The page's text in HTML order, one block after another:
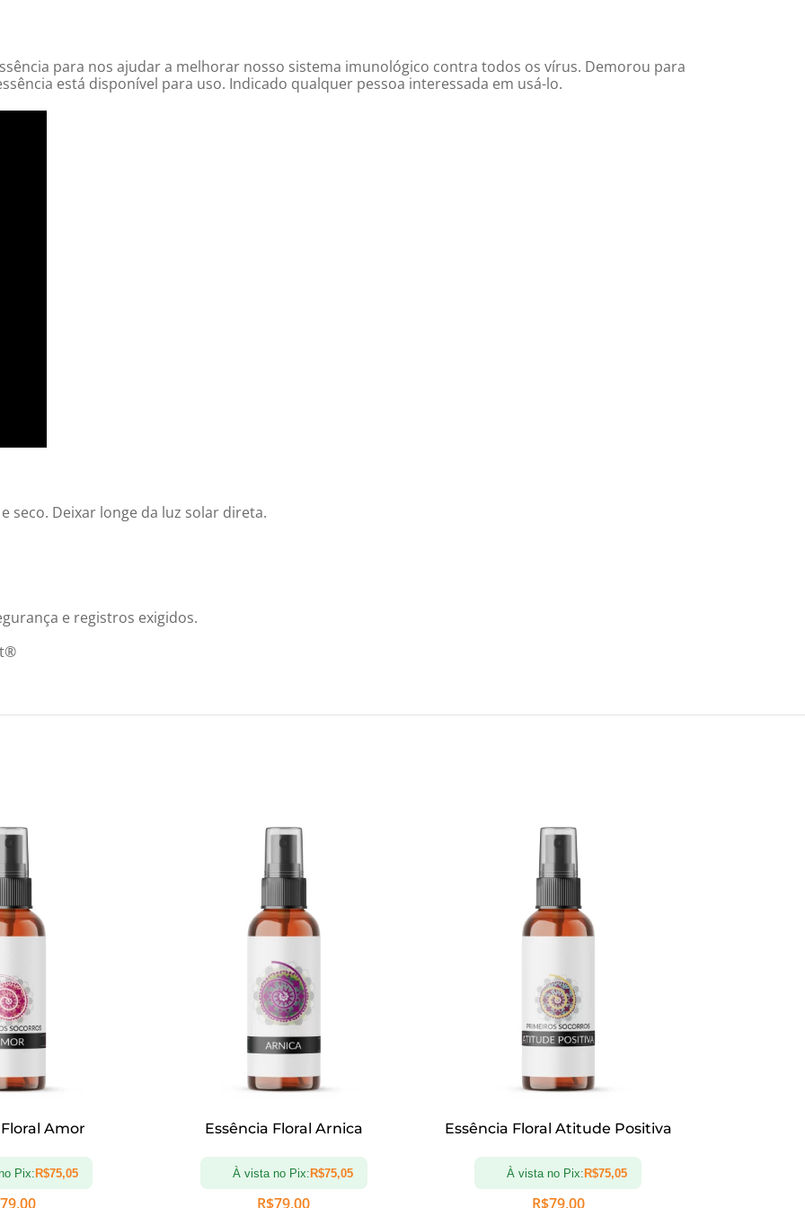
para nos ajudar a melhorar nosso sistema imunológico contra todos os vírus. Demorou para
está disponível para uso. Indicado qualquer pessoa interessada em usá-lo.
seco. Deixar longe da luz solar direta.
e registros exigidos.
Amor
Pix:R$75,05
79,00
Essência Floral Arnica
À vista no Pix:R$75,05
R$79,00
Essência Floral Atitude Positiva
À vista no Pix:R$75,05
R$79,00